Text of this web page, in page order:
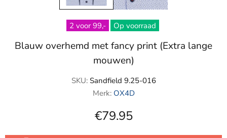
2 voor 99,- Op voorraad
Blauw overhemd met fancy print (Extra lange
mouwen)
SKU: Sandfield 9.25-016
Merk: OX4D
€79.95